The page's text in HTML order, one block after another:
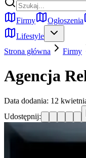
Firmy Ogłoszenia
Lifestyle
Strona główna
Firmy
Agencja
Data dodania: 12
Udostępnij: